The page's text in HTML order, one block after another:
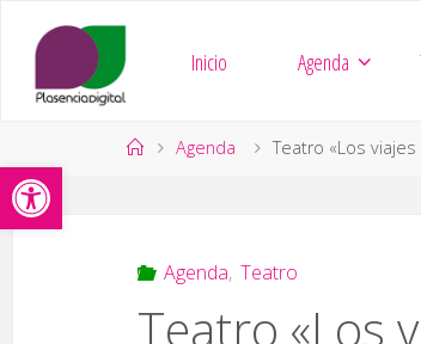
Abrir barra de
contenido
Inicio Agenda
PáginaAgenda Teatro «Los viajes
Agenda, Teatro
Teatro «Los